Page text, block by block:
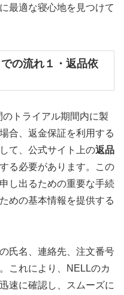
最適な寝心地を見つけて
の流れ１・返品依
トライアル期間内に製
合、返金保証を利用する
て、公式サイト上の返品
る必要があります。この
し出るための重要な手続
めの基本情報を提供する
氏名、連絡先、注文番号
これにより、NELLのカ
速に確認し、スムーズに